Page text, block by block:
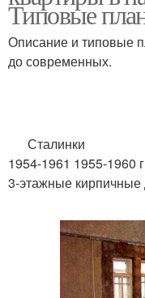
Типовые
Описание и типовые
до современных.
Сталинки
1954-1961 1955-1960
3-этажные